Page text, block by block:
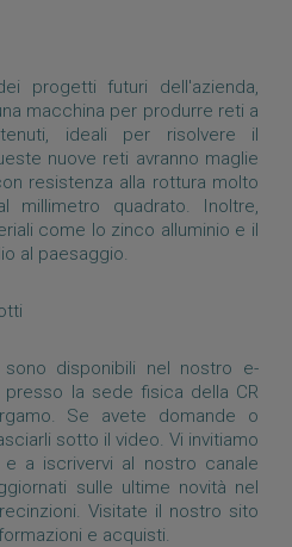
progetti futuri dell'azienda,
macchina per produrre reti a
ideali per risolvere il
nuove reti avranno maglie
resistenza alla rottura molto
quadrato. Inoltre,
come lo zinco alluminio e il
al paesaggio.
disponibili nel nostro e-
la sede fisica della CR
Se avete domande o
sotto il video. Vi invitiamo
a iscrivervi al nostro canale
sulle ultime novità nel
Visitate il nostro sito
e acquisti.